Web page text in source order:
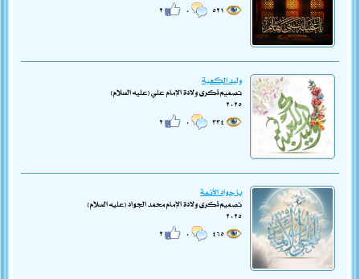
وليد الكعبة
تصميم ذكرى ولادة الإمام علي (عليه السلام)
٢٠٢٥
يا جواد الأئمة
تصميم ذكرى ولادة الإمام محمد الجواد (عليه السلام)
٢٠٢٥